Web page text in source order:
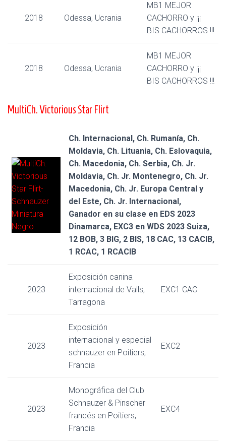
2018 Odessa, Ucrania
MB1 MEJOR
CACHORRO y ¡¡¡
BIS CACHORROS !!!
2018 Odessa, Ucrania
MB1 MEJOR
CACHORRO y ¡¡¡
BIS CACHORROS !!!
MultiCh. Victorious Star Flirt
Ch. Internacional, Ch. Rumanía, Ch.
Moldavia, Ch. Lituania, Ch. Eslovaquia,
Ch. Macedonia, Ch. Serbia, Ch. Jr.
Moldavia, Ch. Jr. Montenegro, Ch. Jr.
Macedonia, Ch. Jr. Europa Central y
del Este, Ch. Jr. Internacional,
Ganador en su clase en EDS 2023
Dinamarca, EXC3 en WDS 2023 Suiza,
12 BOB, 3 BIG, 2 BIS, 18 CAC, 13 CACIB,
1 RCAC, 1 RCACIB
2023
Exposición canina
internacional de Valls,
Tarragona
EXC1 CAC
2023
Exposición
internacional y especial
schnauzer en Poitiers,
Francia
EXC2
2023
Monográfica del Club
Schnauzer & Pinscher
francés en Poitiers,
Francia
EXC4